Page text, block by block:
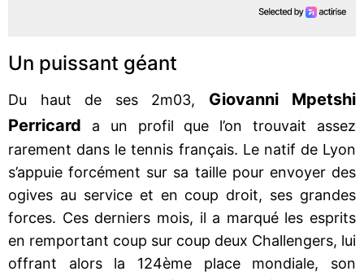
Un puissant géant
Du haut de ses 2m03, Giovanni Mpetshi
Perricard a un profil que l’on trouvait assez
rarement dans le tennis français. Le natif de Lyon
s’appuie forcément sur sa taille pour envoyer des
ogives au service et en coup droit, ses grandes
forces. Ces derniers mois, il a marqué les esprits
en remportant coup sur coup deux Challengers, lui
offrant alors la 124ème place mondiale, son